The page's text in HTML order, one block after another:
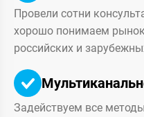
Провели сотни
хорошо понимаем рынок
российских и
Задействуем все